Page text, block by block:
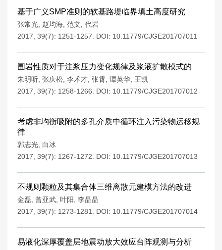
基于广义SMP准则的软基路堤临界填土高度研究
张常光 赵均海 范文 代岩
2017, 39(7): 1251-1257.
DOI: 10.11779/CJGE201707011
围岩性质对于注浆压力变化规律及浆液扩散模式的
朱明听 张庆松 李术才 张霄 谭英华 王凯
2017, 39(7): 1258-1266.
DOI: 10.11779/CJGE201707012
考虑非均衡吸附的多孔介质中循环注入污染物运移规
律
郭志光 白冰
2017, 39(7): 1267-1272.
DOI: 10.11779/CJGE201707013
不规则颗粒及其集合体三维离散元建模方法的改进
金磊 曾亚武 叶阳 李晶晶
2017, 39(7): 1273-1281.
DOI: 10.11779/CJGE201707014
易液化深厚覆盖层地震动放大效应台阵观测与分析